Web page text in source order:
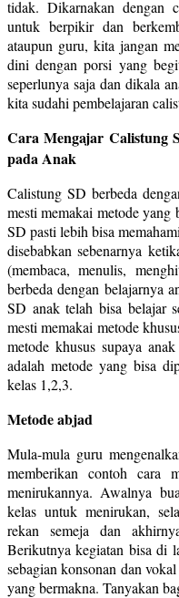
tidak. Dikarnakan dengan
untuk berpikir dan
ataupun guru, kita jangan
dini dengan porsi yang
seperlunya saja dan dikala
kita sudahi pembelajaran
Cara Mengajar Calistung
pada Anak
Calistung SD berbeda
mesti memakai metode
SD pasti lebih bisa
disebabkan sebenarnya
(membaca, menulis,
berbeda dengan belajarnya
SD anak telah bisa belajar
mesti memakai metode
metode khusus supaya
adalah metode yang bisa
kelas 1,2,3.
Metode abjad
Mula-mula guru
memberikan contoh cara
menirukannya. Awalnya
kelas untuk menirukan,
rekan semeja dan
Berikutnya kegiatan bisa di
sebagian konsonan dan
yang bermakna. Tanyakan